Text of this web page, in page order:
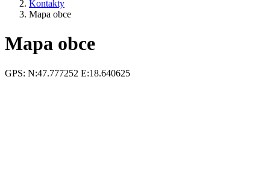
Kontakty
Mapa obce
Mapa obce
GPS: N:47.777252 E:18.640625